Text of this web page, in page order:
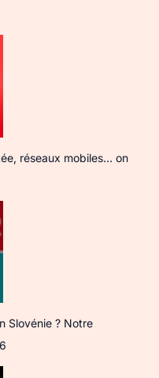
réseaux mobiles… on
Slovénie ? Notre